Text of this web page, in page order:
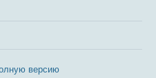
версию